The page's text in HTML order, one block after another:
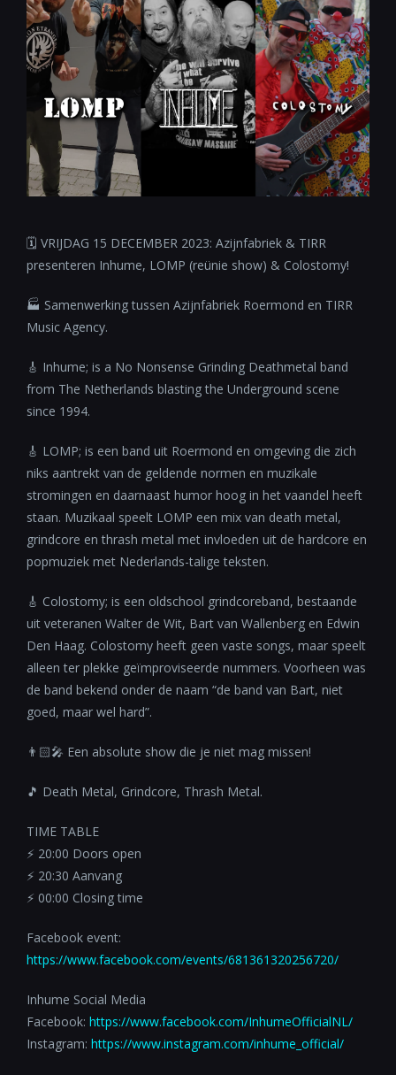
🗓 VRIJDAG 15 DECEMBER 2023: Azijnfabriek & TIRR
presenteren Inhume, LOMP (reünie show) & Colostomy!
🏭 Samenwerking tussen Azijnfabriek Roermond en TIRR
Music Agency.
🎸 Inhume; is a No Nonsense Grinding Deathmetal band
from The Netherlands blasting the Underground scene
since 1994.
🎸 LOMP; is een band uit Roermond en omgeving die zich
niks aantrekt van de geldende normen en muzikale
stromingen en daarnaast humor hoog in het vaandel heeft
staan. Muzikaal speelt LOMP een mix van death metal,
grindcore en thrash metal met invloeden uit de hardcore en
popmuziek met Nederlands-talige teksten.
🎸 Colostomy; is een oldschool grindcoreband, bestaande
uit veteranen Walter de Wit, Bart van Wallenberg en Edwin
Den Haag. Colostomy heeft geen vaste songs, maar speelt
alleen ter plekke geïmproviseerde nummers. Voorheen was
de band bekend onder de naam “de band van Bart, niet
goed, maar wel hard”.
👨🏻‍🎤 Een absolute show die je niet mag missen!
🎵 Death Metal, Grindcore, Thrash Metal.
TIME TABLE
⚡️ 20:00 Doors open
⚡️ 20:30 Aanvang
⚡️ 00:00 Closing time
Facebook event:
https://www.facebook.com/events/681361320256720/
Inhume Social Media
Facebook: https://www.facebook.com/InhumeOfficialNL/
Instagram: https://www.instagram.com/inhume_official/